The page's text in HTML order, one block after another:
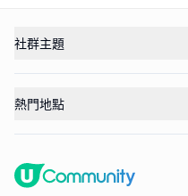
社群主題
熱門地點